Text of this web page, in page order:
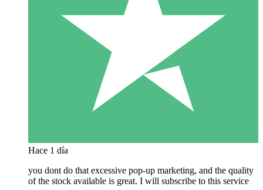
Hace 1 día
you dont do that excessive pop-up marketing, and the quality
of the stock available is great. I will subscribe to this service